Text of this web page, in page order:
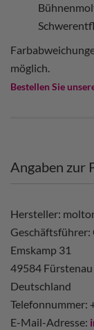
möglich.
Bestellen Sie
Angaben zur
Hersteller:
Geschäftsführer:
Emskamp 31
49584 Fürstenau
Deutschland
Telefonnummer:
E-Mail-Adresse: